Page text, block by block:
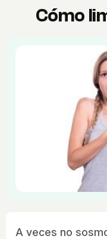
Cómo
A veces no